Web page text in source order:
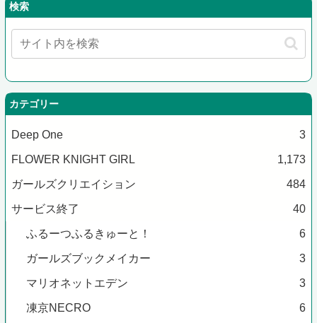
検索
カテゴリー
Deep One 3
FLOWER KNIGHT GIRL 1,173
ガールズクリエイション 484
サービス終了 40
ふるーつふるきゅーと！ 6
ガールズブックメイカー 3
マリオネットエデン 3
凍京NECRO 6